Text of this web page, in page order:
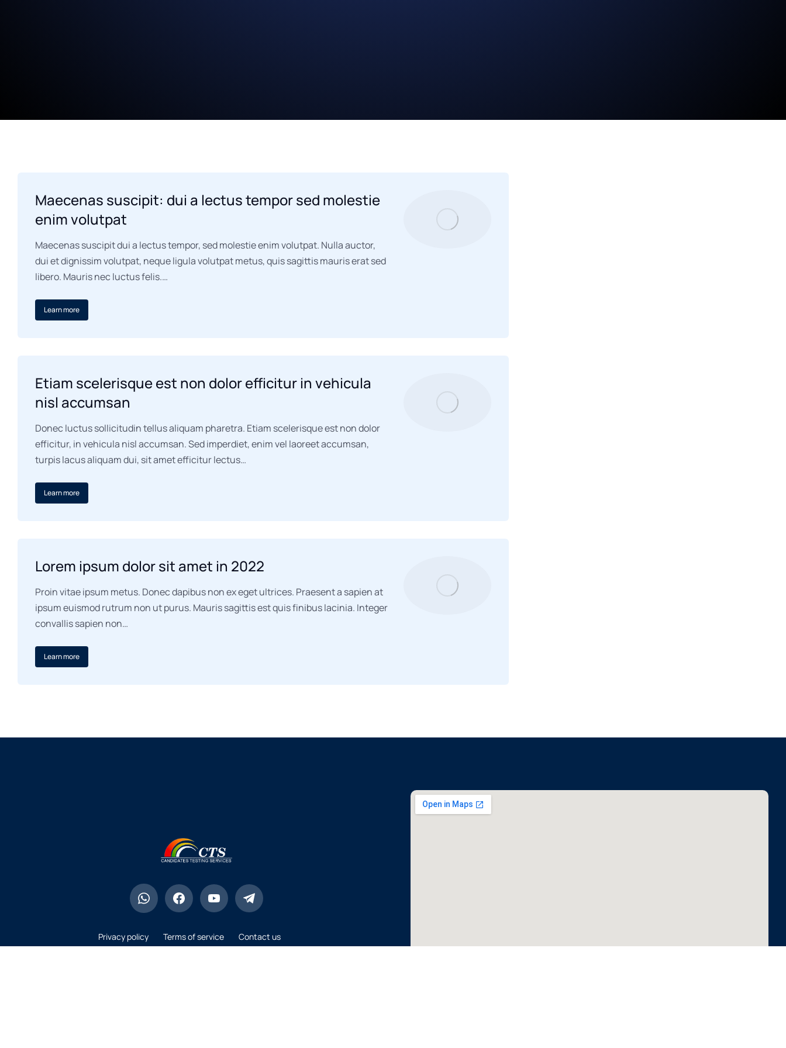
Maecenas suscipit: dui a lectus tempor sed molestie
enim volutpat
Maecenas suscipit dui a lectus tempor, sed molestie enim volutpat. Nulla auctor,
dui et dignissim volutpat, neque ligula volutpat metus, quis sagittis mauris erat sed
libero. Mauris nec luctus felis.…
Learn more
Etiam scelerisque est non dolor efficitur in vehicula
nisl accumsan
Donec luctus sollicitudin tellus aliquam pharetra. Etiam scelerisque est non dolor
efficitur, in vehicula nisl accumsan. Sed imperdiet, enim vel laoreet accumsan,
turpis lacus aliquam dui, sit amet efficitur lectus…
Learn more
Lorem ipsum dolor sit amet in 2022
Proin vitae ipsum metus. Donec dapibus non ex eget ultrices. Praesent a sapien at
ipsum euismod rutrum non ut purus. Mauris sagittis est quis finibus lacinia. Integer
convallis sapien non…
Learn more
Privacy policy Terms of service Contact us